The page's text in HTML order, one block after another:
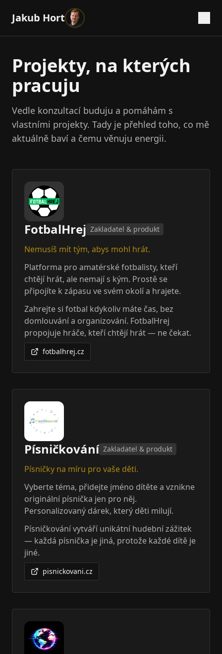
Jakub Hort
Projekty, na kterých
pracuju
Vedle konzultací buduju a pomáhám s
vlastními projekty. Tady je přehled toho, co mě
aktuálně baví a čemu věnuju energii.
FotbalHrej Zakladatel & produkt
Nemusíš mít tým, abys mohl hrát.
Platforma pro amatérské fotbalisty, kteří
chtějí hrát, ale nemají s kým. Prostě se
připojíte k zápasu ve svém okolí a hrajete.
Zahrejte si fotbal kdykoliv máte čas, bez
domlouvání a organizování. FotbalHrej
propojuje hráče, kteří chtějí hrát — ne čekat.
fotbalhrej.cz
Písničkování Zakladatel & produkt
Písničky na míru pro vaše děti.
Vyberte téma, přidejte jméno dítěte a vznikne
originální písnička jen pro něj.
Personalizovaný dárek, který děti milují.
Písničkování vytváří unikátní hudební zážitek
— každá písnička je jiná, protože každé dítě je
jiné.
pisnickovani.cz